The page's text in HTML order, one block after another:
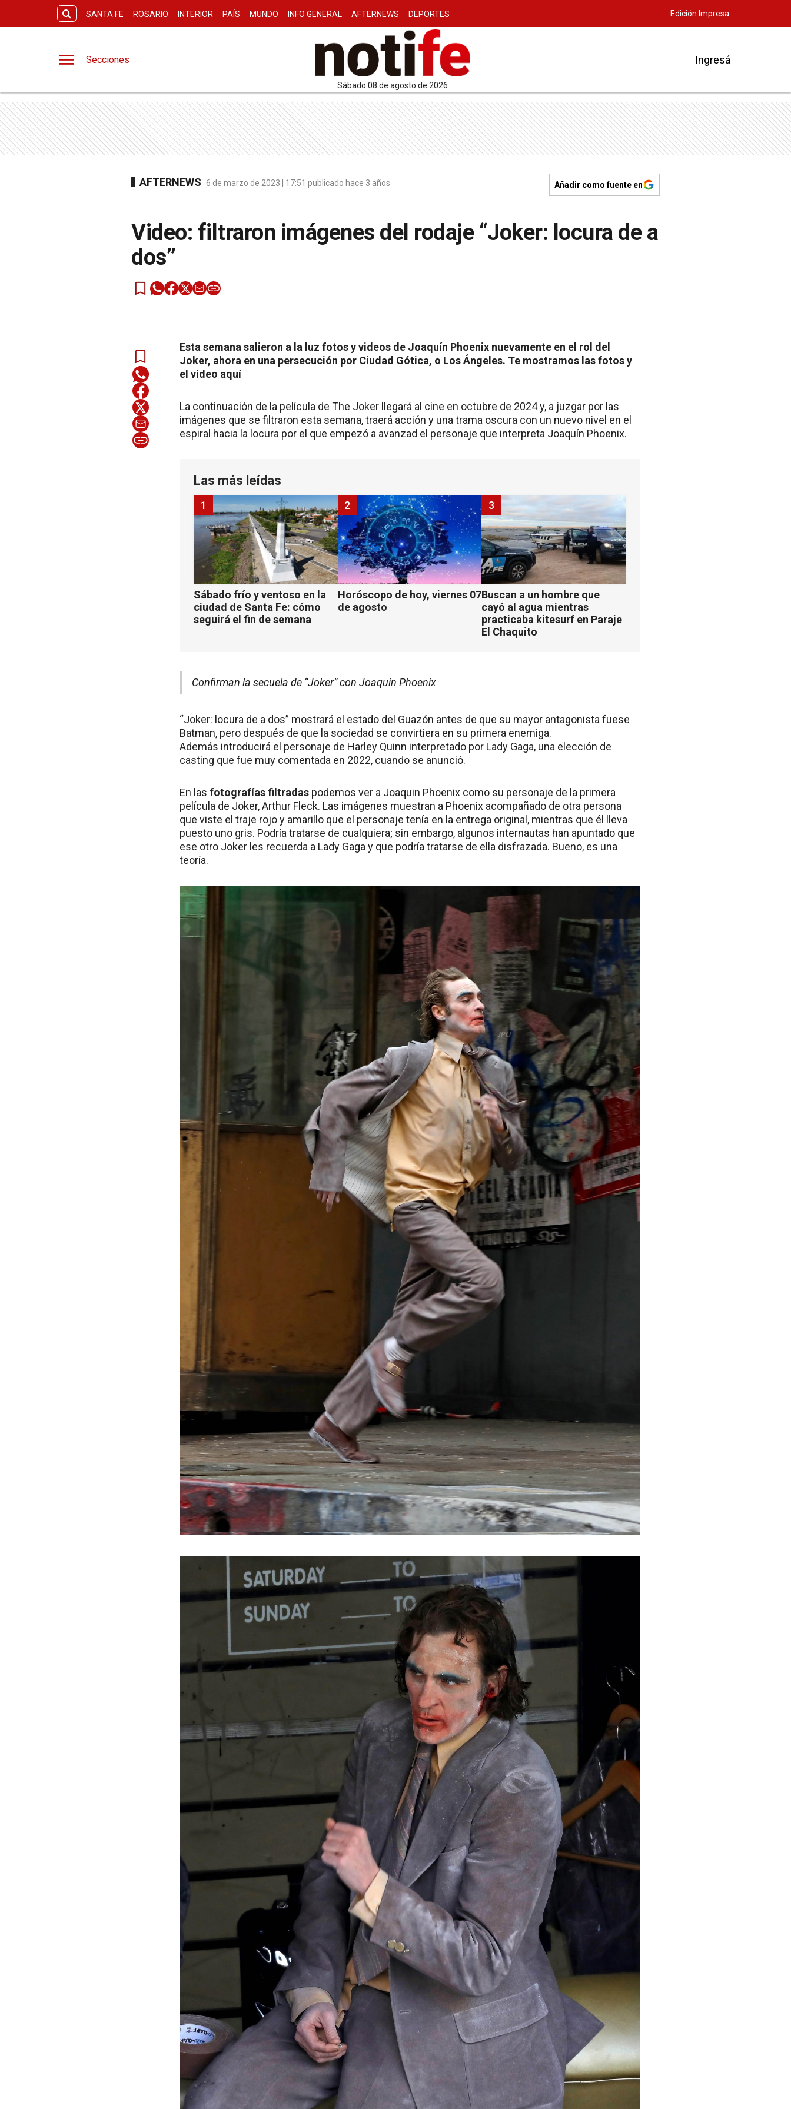
SANTA FE ROSARIO INTERIOR PAÍS MUNDO INFO GENERAL AFTERNEWS DEPORTES Edición Impresa
Secciones
sábado 08 de agosto de 2026
Ingresá
AFTERNEWS 6 de marzo de 2023 | 17:51 publicado hace 3 años Añadir como fuente en
Video: filtraron imágenes del rodaje “Joker: locura de a
dos”
Esta semana salieron a la luz fotos y videos de Joaquín Phoenix nuevamente en el rol del
Joker, ahora en una persecución por Ciudad Gótica, o Los Ángeles. Te mostramos las fotos y
el video aquí
La continuación de la película de The Joker llegará al cine en octubre de 2024 y, a juzgar por las
imágenes que se filtraron esta semana, traerá acción y una trama oscura con un nuevo nivel en el
espiral hacia la locura por el que empezó a avanzad el personaje que interpreta Joaquín Phoenix.
Las más leídas
Sábado frío y ventoso en la
ciudad de Santa Fe: cómo
seguirá el fin de semana
1
Horóscopo de hoy, viernes 07
de agosto
2
Buscan a un hombre que
cayó al agua mientras
practicaba kitesurf en Paraje
El Chaquito
3
Confirman la secuela de “Joker” con Joaquin Phoenix
“Joker: locura de a dos” mostrará el estado del Guazón antes de que su mayor antagonista fuese
Batman, pero después de que la sociedad se convirtiera en su primera enemiga.
Además introducirá el personaje de Harley Quinn interpretado por Lady Gaga, una elección de
casting que fue muy comentada en 2022, cuando se anunció.
En las fotografías filtradas podemos ver a Joaquin Phoenix como su personaje de la primera
película de Joker, Arthur Fleck. Las imágenes muestran a Phoenix acompañado de otra persona
que viste el traje rojo y amarillo que el personaje tenía en la entrega original, mientras que él lleva
puesto uno gris. Podría tratarse de cualquiera; sin embargo, algunos internautas han apuntado que
ese otro Joker les recuerda a Lady Gaga y que podría tratarse de ella disfrazada. Bueno, es una
teoría.